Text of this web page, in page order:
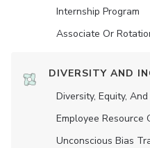
Internship Program
Associate Or
DIVERSITY AND
Diversity, Equity,
Employee Resource
Unconscious Bias